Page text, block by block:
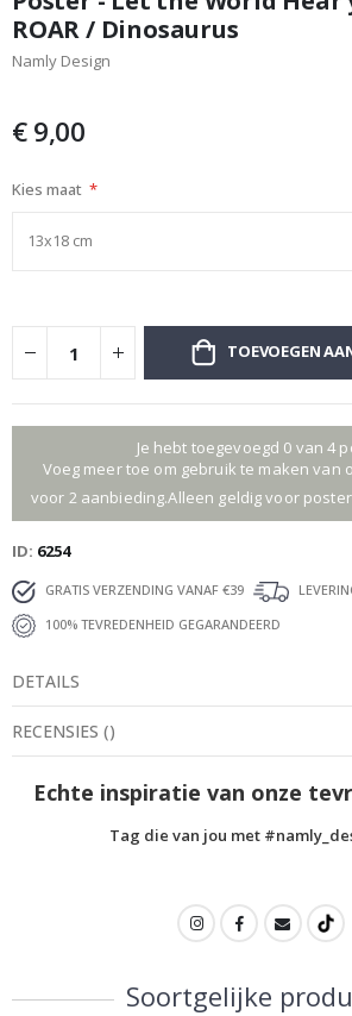
het
begin
van
gallerij
ROAR / Dinosaurus
Namly Design
€ 9,00
Kies maat
TOEVOEGEN
Je hebt toegevoegd 0 van 4
Voeg meer toe om gebruik te maken van
voor 2 aanbieding.Alleen geldig voor
ID 6254
GRATIS VERZENDING VANAF €39
100% TEVREDENHEID GEGARANDEERD
DETAILS
RECENSIES ()
Echte inspiratie van onze
Tag die van jou met
Soortgelijke